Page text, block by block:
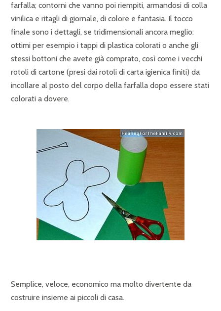
farfalla; contorni che vanno poi riempiti, armandosi di colla
vinilica e ritagli di giornale, di colore e fantasia. Il tocco
finale sono i dettagli, se tridimensionali ancora meglio:
ottimi per esempio i tappi di plastica colorati o anche gli
stessi bottoni che avete già comprato, così come i vecchi
rotoli di cartone (presi dai rotoli di carta igienica finiti) da
incollare al posto del corpo della farfalla dopo essere stati
colorati a dovere.
Semplice, veloce, economico ma molto divertente da
costruire insieme ai piccoli di casa.